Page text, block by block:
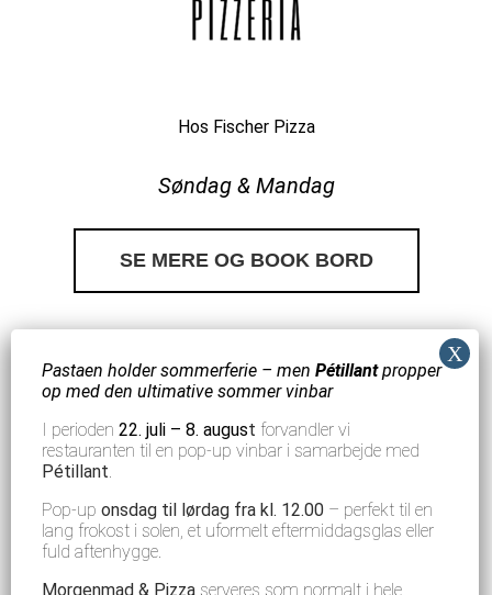
Hos Fischer Pizza
Søndag & Mandag
SE MERE OG BOOK BORD
Pastaen holder sommerferie – men Pétillant propper
op med den ultimative sommer vinbar
I perioden 22. juli – 8. august forvandler vi
restauranten til en pop-up vinbar i samarbejde med
Pétillant.
Pop-up onsdag til lørdag fra kl. 12.00 – perfekt til en
lang frokost i solen, et uformelt eftermiddagsglas eller
fuld aftenhygge.
Morgenmad & Pizza serveres som normalt i hele